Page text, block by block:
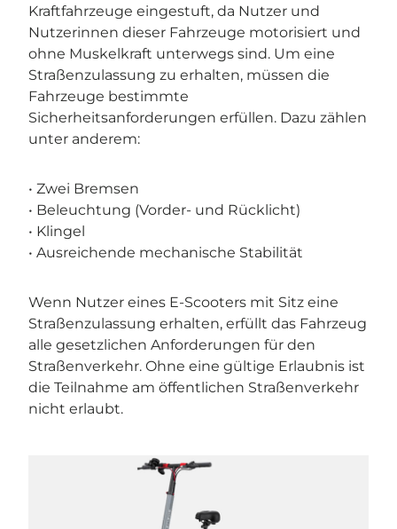
Kraftfahrzeuge eingestuft, da Nutzer und
Nutzerinnen dieser Fahrzeuge motorisiert und
ohne Muskelkraft unterwegs sind. Um eine
Straßenzulassung zu erhalten, müssen die
Fahrzeuge bestimmte
Sicherheitsanforderungen erfüllen. Dazu zählen
unter anderem:
• Zwei Bremsen
• Beleuchtung (Vorder- und Rücklicht)
• Klingel
• Ausreichende mechanische Stabilität
Wenn Nutzer eines E-Scooters mit Sitz eine
Straßenzulassung erhalten, erfüllt das Fahrzeug
alle gesetzlichen Anforderungen für den
Straßenverkehr. Ohne eine gültige Erlaubnis ist
die Teilnahme am öffentlichen Straßenverkehr
nicht erlaubt.